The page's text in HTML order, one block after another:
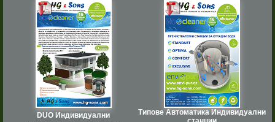
DUO Индивидуални
Типове Автоматика Индивидуални